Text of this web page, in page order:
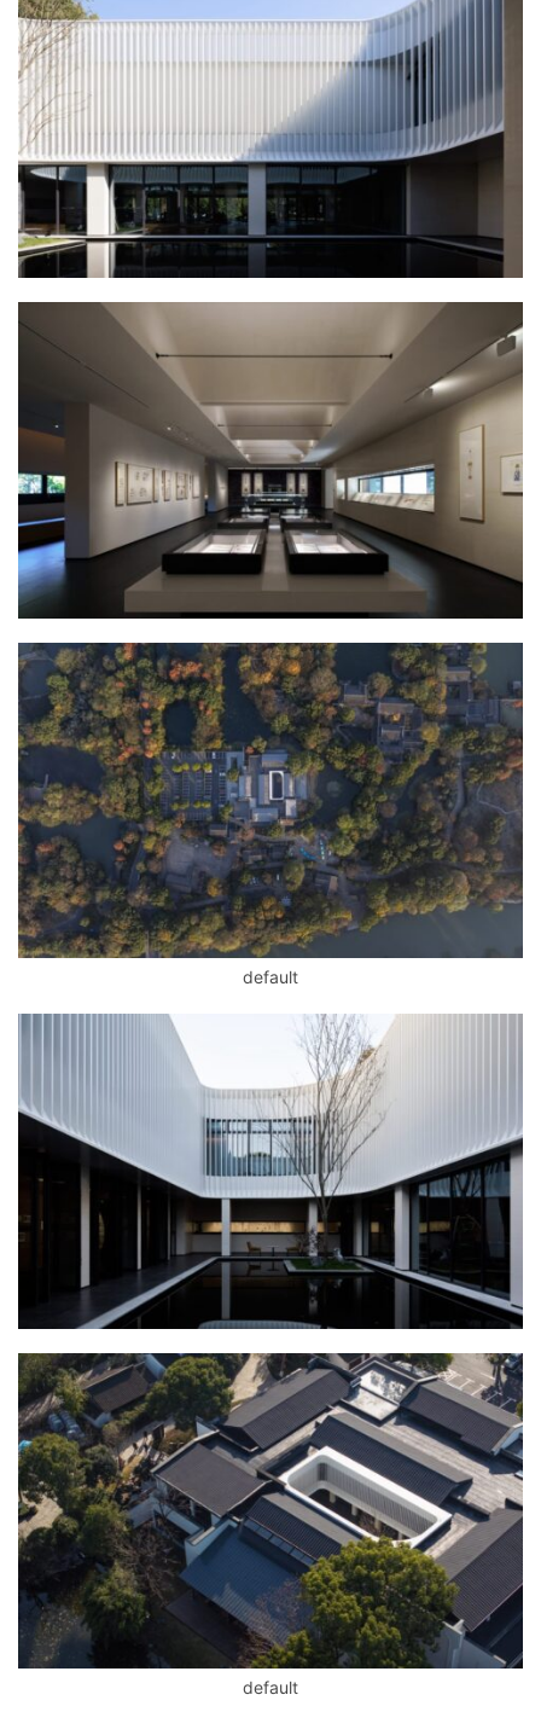
default
default